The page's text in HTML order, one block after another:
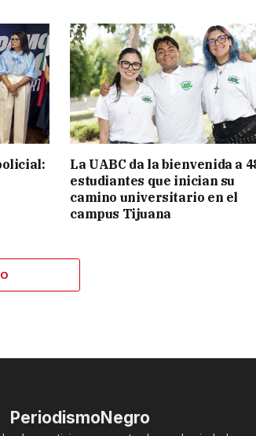
La UABC da la bienvenida a
estudiantes que inician su
camino universitario en el
campus Tijuana
PeriodismoNegro